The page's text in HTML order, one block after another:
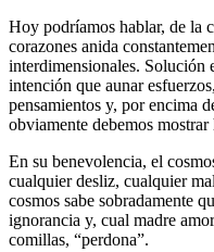
Hoy podríamos hablar, de la
corazones anida
interdimensionales. Solución
intención que aunar
pensamientos y, por encima
obviamente debemos mostrar
En su benevolencia, el
cualquier desliz, cualquier
cosmos sabe sobradamente
ignorancia y, cual madre
comillas, “perdona”.